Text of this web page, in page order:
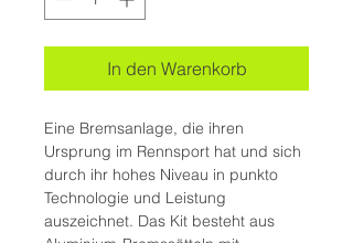
In den Warenkorb
Eine Bremsanlage, die ihren
Ursprung im Rennsport hat und sich
durch ihr hohes Niveau in punkto
Technologie und Leistung
auszeichnet. Das Kit besteht aus